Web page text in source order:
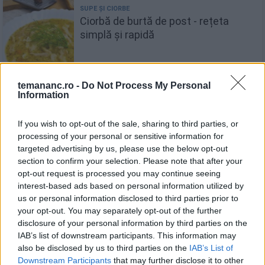
temananc.ro - Do Not Process My Personal
Information
If you wish to opt-out of the sale, sharing to third parties, or
processing of your personal or sensitive information for
targeted advertising by us, please use the below opt-out
section to confirm your selection. Please note that after your
opt-out request is processed you may continue seeing
interest-based ads based on personal information utilized by
us or personal information disclosed to third parties prior to
your opt-out. You may separately opt-out of the further
disclosure of your personal information by third parties on the
IAB’s list of downstream participants. This information may
also be disclosed by us to third parties on the IAB’s List of
Downstream Participants that may further disclose it to other
Ciorbă de burtă de post - rețeta
simplă și rapidă
Ciorbă de miel cu măcriș
Recomandări